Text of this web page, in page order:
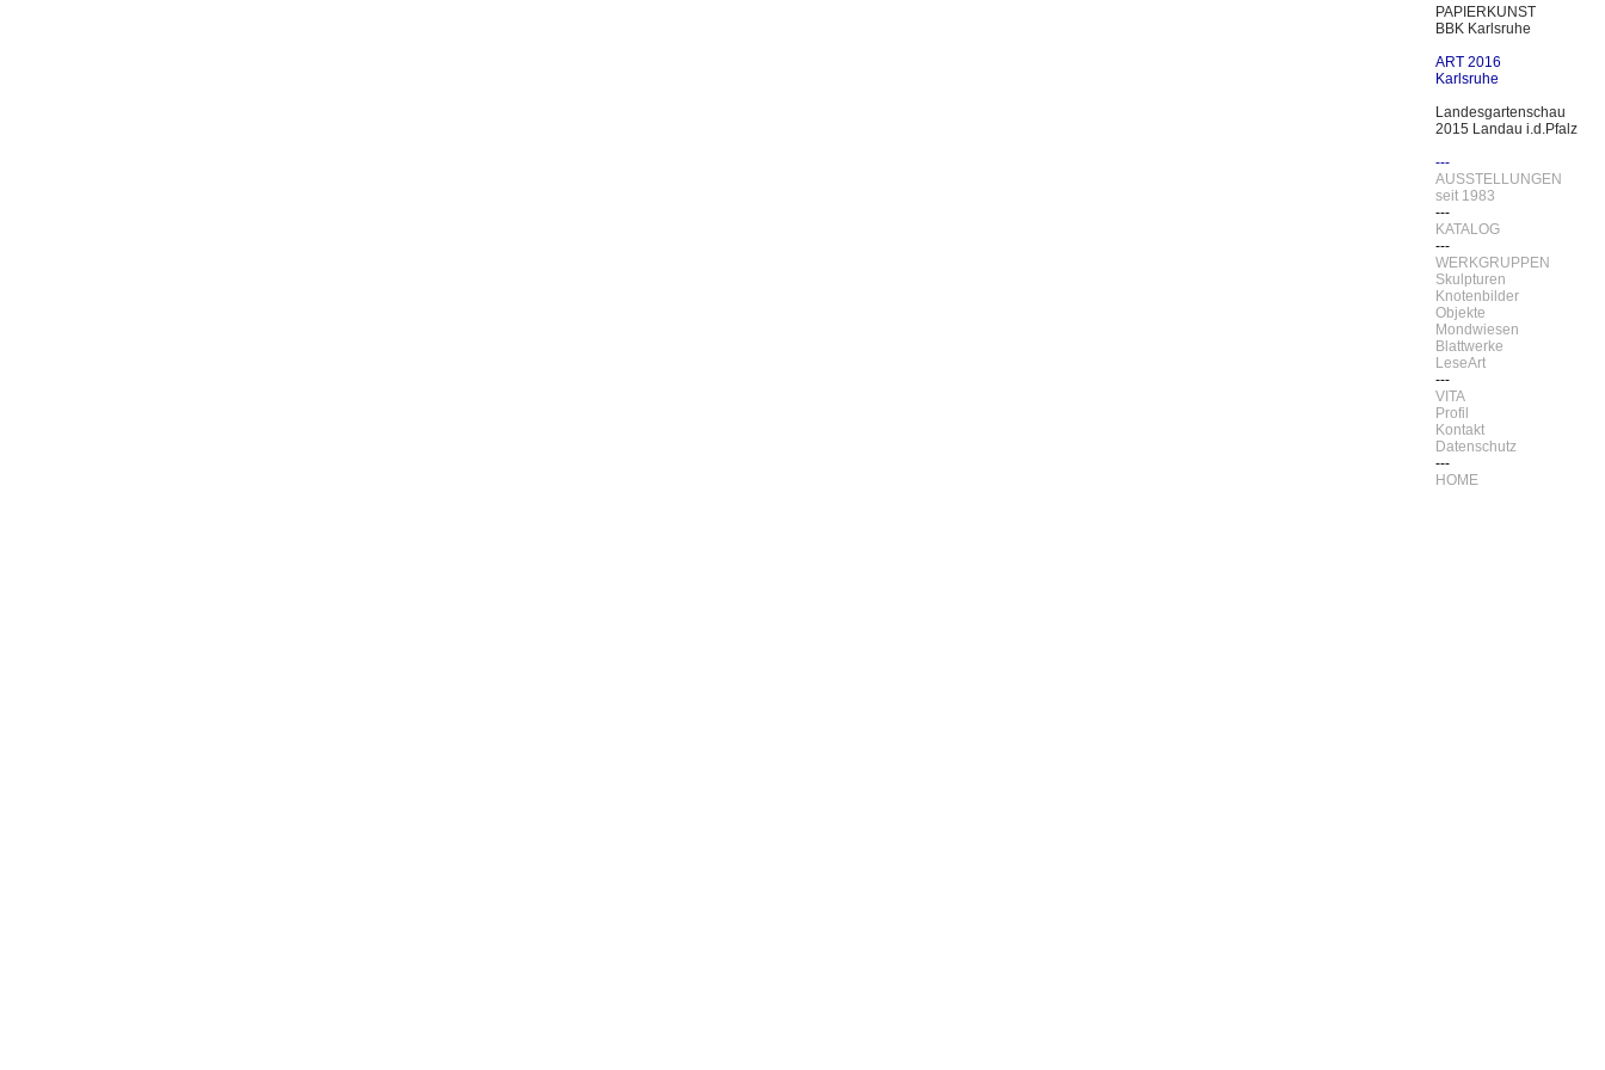
PAPIERKUNST
BBK Karlsruhe
ART 2016
Karlsruhe
Landesgartenschau
2015 Landau i.d.Pfalz
---
AUSSTELLUNGEN
seit 1983
---
KATALOG
---
WERKGRUPPEN
Skulpturen
Knotenbilder
Objekte
Mondwiesen
Blattwerke
LeseArt
---
VITA
Profil
Kontakt
Datenschutz
---
HOME